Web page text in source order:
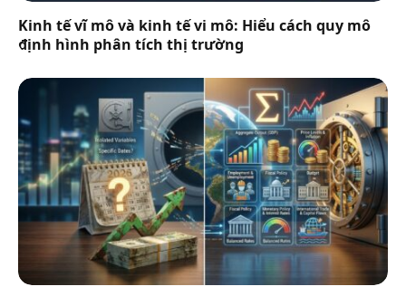
Kinh tế vĩ mô và kinh tế vi mô: Hiểu cách quy mô
định hình phân tích thị trường